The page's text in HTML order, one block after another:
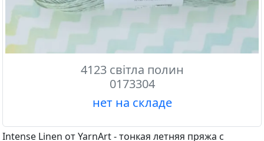
4123 світла полин
0173304
нет на складе
Intense Linen от YarnArt - тонкая летняя пряжа с